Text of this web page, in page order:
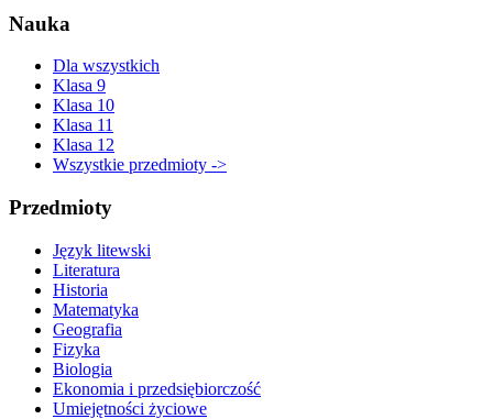
Nauka
Dla wszystkich
Klasa 9
Klasa 10
Klasa 11
Klasa 12
Wszystkie przedmioty ->
Przedmioty
Język litewski
Literatura
Historia
Matematyka
Geografia
Fizyka
Biologia
Ekonomia i przedsiębiorczość
Umiejętności życiowe